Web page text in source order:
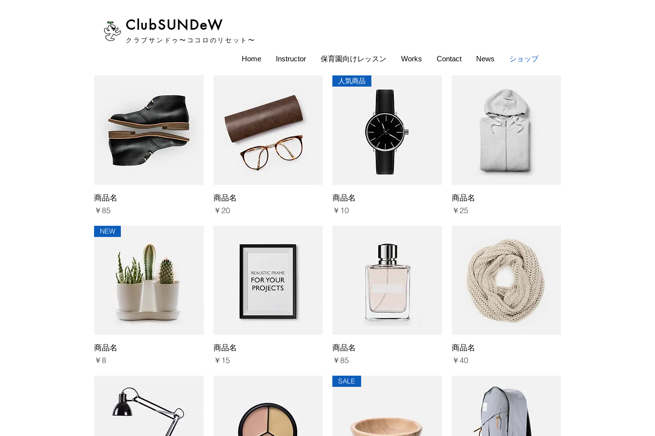
​ClubSUNDeW
クラブサンドゥ〜ココロのリセット〜
Home Instructor 保育園向けレッスン Works Contact News ショップ
商品名
価格
￥85
商品名
価格
￥20
人気商品
商品名
価格
￥10
商品名
価格
￥25
NEW
商品名
価格
￥8
商品名
価格
￥15
商品名
価格
￥85
商品名
価格
￥40
SALE